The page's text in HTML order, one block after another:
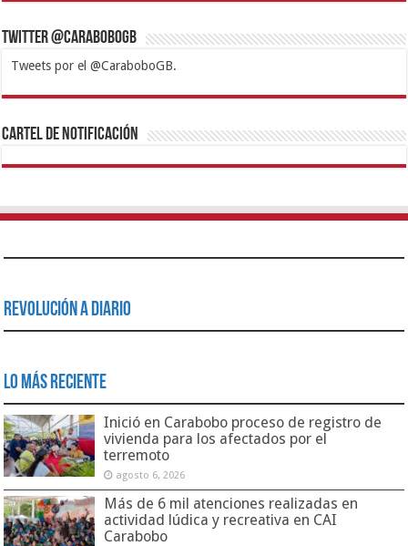
Twitter @CaraboboGB
Tweets por el @CaraboboGB.
1xbetBetturkeyBetistKralbetSupertotobetTipobetMatadorbetMariobet
https://mvbcasino.com/
Cartel de Notificación
Revolución a Diario
Lo Más Reciente
Inició en Carabobo proceso de registro de
vivienda para los afectados por el
terremoto
agosto 6, 2026
Más de 6 mil atenciones realizadas en
actividad lúdica y recreativa en CAI
Carabobo